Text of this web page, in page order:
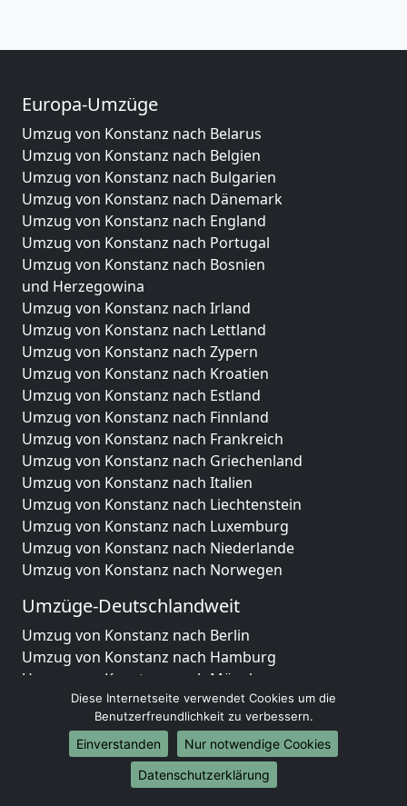
Europa-Umzüge
Umzug von Konstanz nach Belarus
Umzug von Konstanz nach Belgien
Umzug von Konstanz nach Bulgarien
Umzug von Konstanz nach Dänemark
Umzug von Konstanz nach England
Umzug von Konstanz nach Portugal
Umzug von Konstanz nach Bosnien
und Herzegowina
Umzug von Konstanz nach Irland
Umzug von Konstanz nach Lettland
Umzug von Konstanz nach Zypern
Umzug von Konstanz nach Kroatien
Umzug von Konstanz nach Estland
Umzug von Konstanz nach Finnland
Umzug von Konstanz nach Frankreich
Umzug von Konstanz nach Griechenland
Umzug von Konstanz nach Italien
Umzug von Konstanz nach Liechtenstein
Umzug von Konstanz nach Luxemburg
Umzug von Konstanz nach Niederlande
Umzug von Konstanz nach Norwegen
Umzüge-Deutschlandweit
Umzug von Konstanz nach Berlin
Umzug von Konstanz nach Hamburg
Umzug von Konstanz nach München
Umzug von Konstanz nach Köln
Umzug von Konstanz nach Frankfurt am Main
Umzug von Konstanz nach Stuttgart
Umzug von Konstanz nach Düsseldorf
Umzug von Konstanz nach Leipzig
Diese Internetseite verwendet Cookies um die
Benutzerfreundlichkeit zu verbessern.
Einverstanden
Nur notwendige Cookies
Datenschutzerklärung